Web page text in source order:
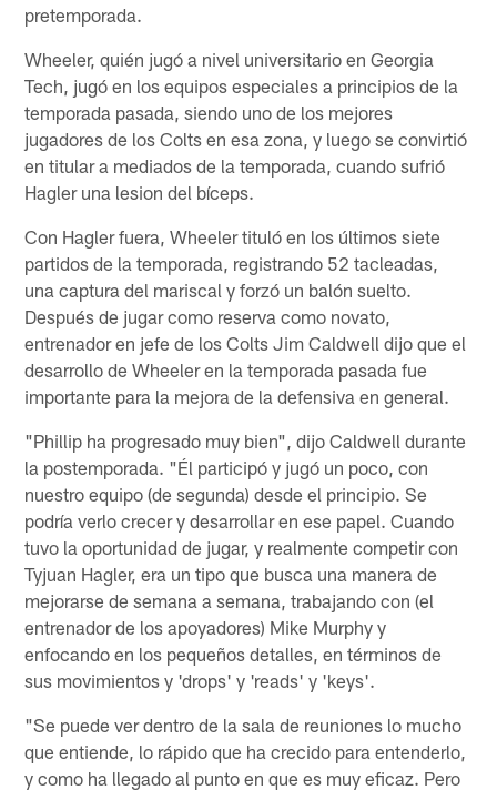
pretemporada.
Wheeler, quién jugó a nivel universitario en Georgia
Tech, jugó en los equipos especiales a principios de la
temporada pasada, siendo uno de los mejores
jugadores de los Colts en esa zona, y luego se convirtió
en titular a mediados de la temporada, cuando sufrió
Hagler una lesion del bíceps.
Con Hagler fuera, Wheeler tituló en los últimos siete
partidos de la temporada, registrando 52 tacleadas,
una captura del mariscal y forzó un balón suelto.
Después de jugar como reserva como novato,
entrenador en jefe de los Colts Jim Caldwell dijo que el
desarrollo de Wheeler en la temporada pasada fue
importante para la mejora de la defensiva en general.
"Phillip ha progresado muy bien", dijo Caldwell durante
la postemporada. "Él participó y jugó un poco, con
nuestro equipo (de segunda) desde el principio. Se
podría verlo crecer y desarrollar en ese papel. Cuando
tuvo la oportunidad de jugar, y realmente competir con
Tyjuan Hagler, era un tipo que busca una manera de
mejorarse de semana a semana, trabajando con (el
entrenador de los apoyadores) Mike Murphy y
enfocando en los pequeños detalles, en términos de
sus movimientos y 'drops' y 'reads' y 'keys'.
"Se puede ver dentro de la sala de reuniones lo mucho
que entiende, lo rápido que ha crecido para entenderlo,
y como ha llegado al punto en que es muy eficaz. Pero